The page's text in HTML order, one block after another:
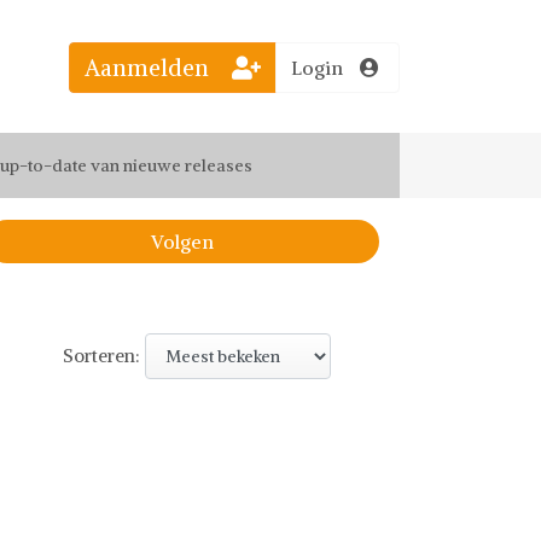
jouw favoriete looks
to-date van nieuwe releases
de leukste items met vrienden
Aanmelden Login
Volgen
Sorteren: